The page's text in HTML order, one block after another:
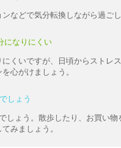
などで気分転換しながら過ごし
になりにくい
くいですが、日頃からストレ
心がけましょう。
しょう
しょう。散歩したり、お買い物
みましょう。